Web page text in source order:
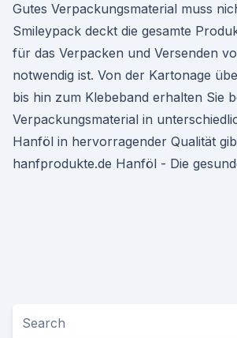
Gutes Verpackungsmaterial muss
Smileypack deckt die gesamte
für das Verpacken und Versenden
notwendig ist. Von der Kartonage
bis hin zum Klebeband erhalten Sie
Verpackungsmaterial in
Hanföl in hervorragender Qualität
hanfprodukte.de Hanföl - Die